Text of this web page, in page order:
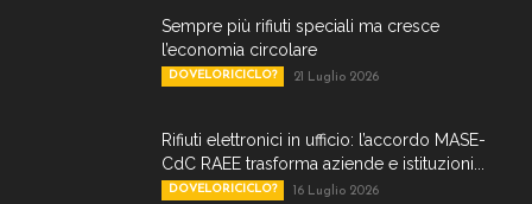
Sempre più rifiuti speciali ma cresce
l’economia circolare
DOVELORICICLO? 21 Luglio 2026
Rifiuti elettronici in ufficio: l’accordo MASE-
CdC RAEE trasforma aziende e istituzioni...
DOVELORICICLO? 16 Luglio 2026